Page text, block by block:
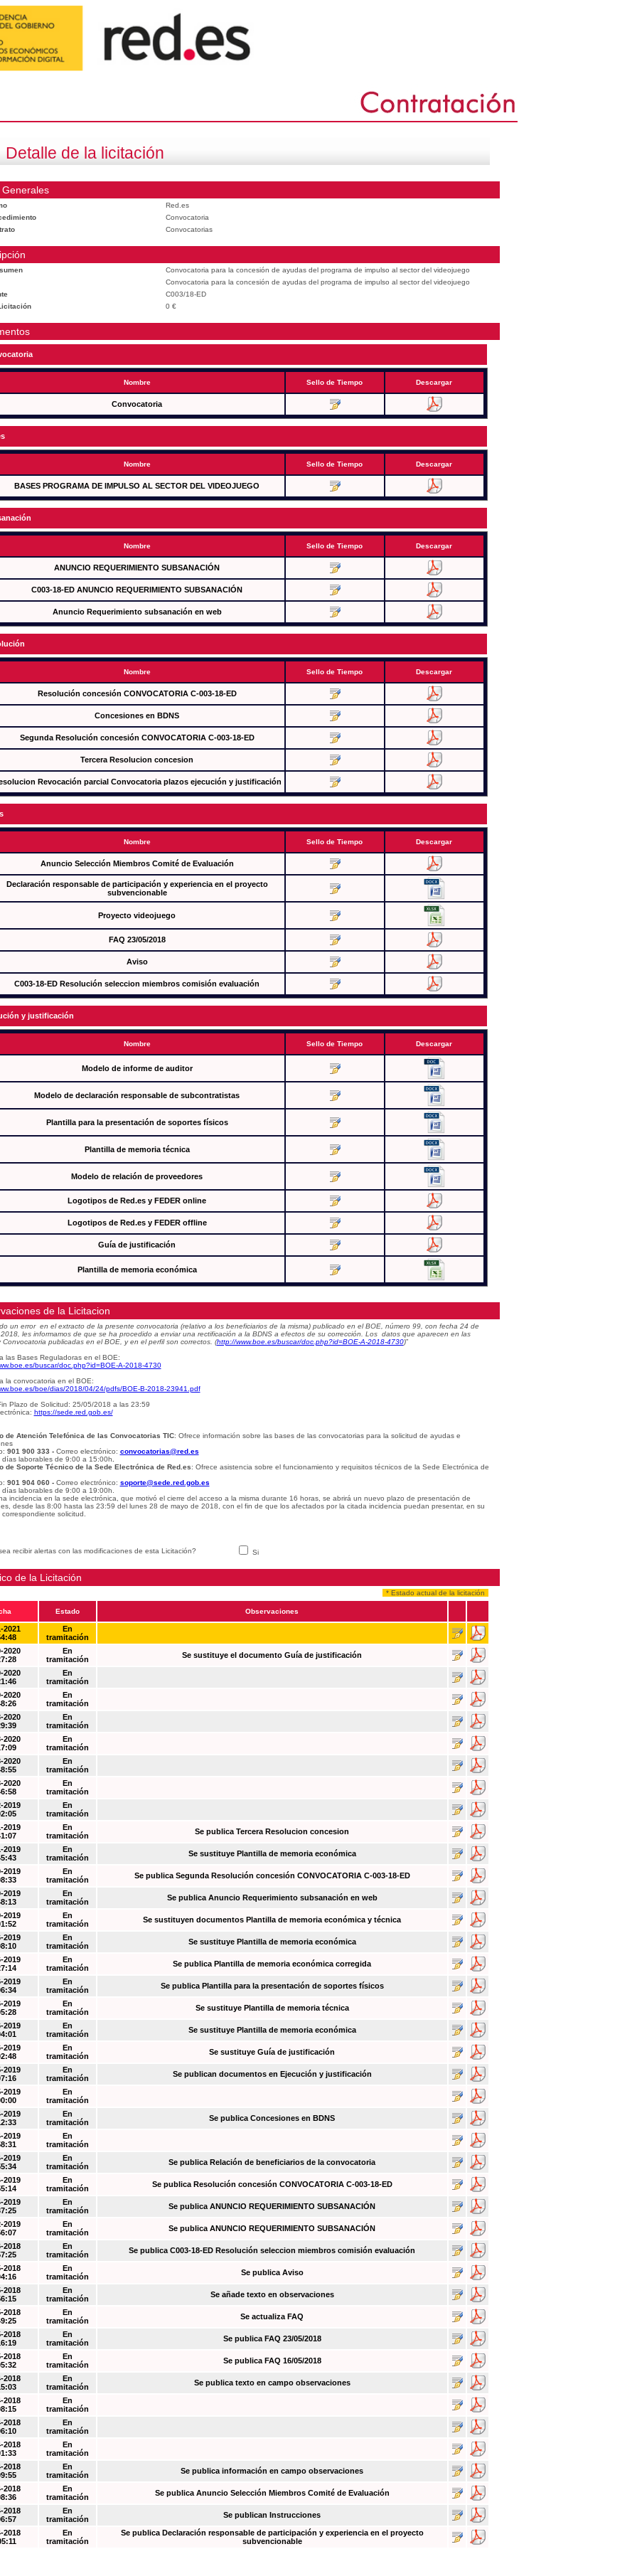
Detalle de la licitación
Red.es
Convocatoria
Convocatorias
Convocatoria para la concesión de ayudas del programa de impulso al sector del videojuego
Convocatoria para la concesión de ayudas del programa de impulso al sector del videojuego
C003/18-ED
0 €
Nombre Sello de Tiempo Descargar
Convocatoria
Nombre Sello de Tiempo Descargar
BASES PROGRAMA DE IMPULSO AL SECTOR DEL VIDEOJUEGO
Nombre Sello de Tiempo Descargar
ANUNCIO REQUERIMIENTO SUBSANACIÓN
C003-18-ED ANUNCIO REQUERIMIENTO SUBSANACIÓN
Anuncio Requerimiento subsanación en web
Nombre Sello de Tiempo Descargar
Resolución concesión CONVOCATORIA C-003-18-ED
Concesiones en BDNS
Segunda Resolución concesión CONVOCATORIA C-003-18-ED
Tercera Resolucion concesion
Revocación parcial Convocatoria plazos ejecución y justificación
Nombre Sello de Tiempo Descargar
Anuncio Selección Miembros Comité de Evaluación
Declaración responsable de participación y experiencia en el proyecto
subvencionable
Proyecto videojuego
FAQ 23/05/2018
Aviso
C003-18-ED Resolución seleccion miembros comisión evaluación
y justificación
Nombre Sello de Tiempo Descargar
Modelo de informe de auditor
Modelo de declaración responsable de subcontratistas
Plantilla para la presentación de soportes físicos
Plantilla de memoria técnica
Modelo de relación de proveedores
Logotipos de Red.es y FEDER online
Logotipos de Red.es y FEDER offline
Guía de justificación
Plantilla de memoria económica
de la Licitacion
un error en el extracto de la presente convocatoria (relativo a los beneficiarios de la misma) publicado en el BOE, número 99, con fecha 24 de
les informamos de que se ha procedido a enviar una rectificación a la BDNS a efectos de su corrección. Los datos que aparecen en las
Convocatoria publicadas en el BOE, y en el perfil son correctos. (http://www.boe.es/buscar/doc.php?id=BOE-A-2018-4730)”
las Bases Reguladoras en el BOE:
buscar/doc.php?id=BOE-A-2018-4730
la convocatoria en el BOE:
boe/dias/2018/04/24/pdfs/BOE-B-2018-23941.pdf
Plazo de Solicitud: 25/05/2018 a las 23:59
https://sede.red.gob.es/
de Atención Telefónica de las Convocatorias TIC: Ofrece información sobre las bases de las convocatorias para la solicitud de ayudas e
901 900 333 - Correo electrónico: convocatorias@red.es
días laborables de 9:00 a 15:00h
de Soporte Técnico de la Sede Electrónica de Red.es: Ofrece asistencia sobre el funcionamiento y requisitos técnicos de la Sede Electrónica de
901 904 060 - Correo electrónico: soporte@sede.red.gob.es
días laborables de 9:00 a 19:00h.
incidencia en la sede electrónica, que motivó el cierre del acceso a la misma durante 16 horas, se abrirá un nuevo plazo de presentación de
desde las 8:00 hasta las 23:59 del lunes 28 de mayo de 2018, con el fin de que los afectados por la citada incidencia puedan presentar, en su
solicitud.
recibir alertas con las modificaciones de esta Licitación? Si
de la Licitación
* Estado actual de la licitación
Estado Observaciones
2021
En
tramitación
2020
En
tramitación
Se sustituye el documento Guía de justificación
2020
En
tramitación
2020
En
tramitación
2020
En
tramitación
2020
En
tramitación
2020
En
tramitación
2020
En
tramitación
2019
En
tramitación
2019
En
tramitación
Se publica Tercera Resolucion concesion
2019
En
tramitación
Se sustituye Plantilla de memoria económica
2019
En
tramitación
Se publica Segunda Resolución concesión CONVOCATORIA C-003-18-ED
2019
En
tramitación
Se publica Anuncio Requerimiento subsanación en web
2019
En
tramitación
Se sustituyen documentos Plantilla de memoria económica y técnica
2019
En
tramitación
Se sustituye Plantilla de memoria económica
2019
En
tramitación
Se publica Plantilla de memoria económica corregida
2019
En
tramitación
Se publica Plantilla para la presentación de soportes físicos
2019
En
tramitación
Se sustituye Plantilla de memoria técnica
2019
En
tramitación
Se sustituye Plantilla de memoria económica
2019
En
tramitación
Se sustituye Guía de justificación
2019
En
tramitación
Se publican documentos en Ejecución y justificación
2019
En
tramitación
2019
En
tramitación
Se publica Concesiones en BDNS
2019
En
tramitación
2019
En
tramitación
Se publica Relación de beneficiarios de la convocatoria
2019
En
tramitación
Se publica Resolución concesión CONVOCATORIA C-003-18-ED
2019
En
tramitación
Se publica ANUNCIO REQUERIMIENTO SUBSANACIÓN
2019
En
tramitación
Se publica ANUNCIO REQUERIMIENTO SUBSANACIÓN
2018
En
tramitación
Se publica C003-18-ED Resolución seleccion miembros comisión evaluación
2018
En
tramitación
Se publica Aviso
2018
En
tramitación
Se añade texto en observaciones
2018
En
tramitación
Se actualiza FAQ
2018
En
tramitación
Se publica FAQ 23/05/2018
2018
En
tramitación
Se publica FAQ 16/05/2018
2018
En
tramitación
Se publica texto en campo observaciones
2018
En
tramitación
2018
En
tramitación
2018
En
tramitación
2018
En
tramitación
Se publica información en campo observaciones
2018
En
tramitación
Se publica Anuncio Selección Miembros Comité de Evaluación
2018
En
tramitación
Se publican Instrucciones
2018
En
tramitación
Se publica Declaración responsable de participación y experiencia en el proyecto
subvencionable